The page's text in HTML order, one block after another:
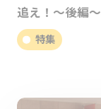
追え！～後編～
特集